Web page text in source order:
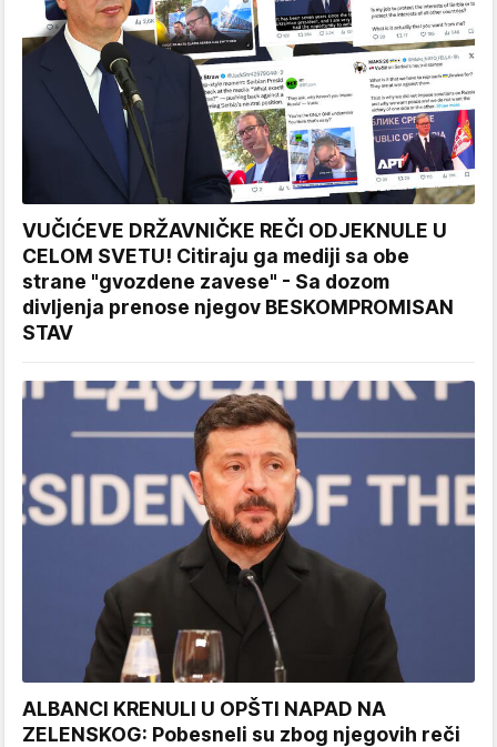
VUČIĆEVE DRŽAVNIČKE REČI ODJEKNULE U
CELOM SVETU! Citiraju ga mediji sa obe
strane "gvozdene zavese" - Sa dozom
divljenja prenose njegov BESKOMPROMISAN
STAV
ALBANCI KRENULI U OPŠTI NAPAD NA
ZELENSKOG: Pobesneli su zbog njegovih reči